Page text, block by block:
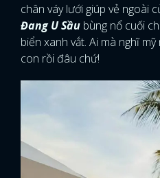
chân váy lưới giúp vẻ ngoài
Đang U Sầu bùng nổ cuối
biển xanh vắt. Ai mà nghĩ
con rồi đâu chứ!